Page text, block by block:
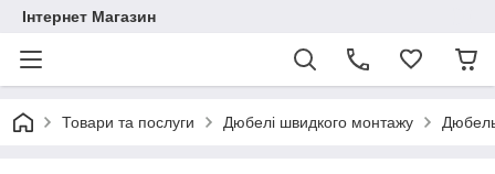
Інтернет Магазин
Товари та послуги Дюбелі швидкого монтажу